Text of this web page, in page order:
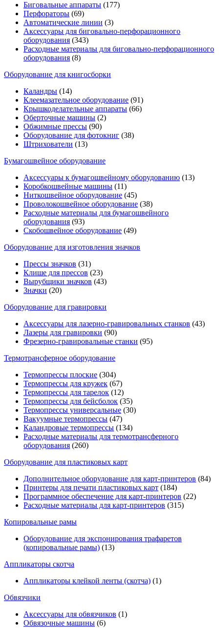
Биговальные аппараты (177)
Перфораторы (69)
Автоматические линии (3)
Аксессуары для биговально-перфорационного
оборудования (343)
Расходные материалы для биговально-перфорационного
оборудования (8)
Оборудование для книгосборки
Каландры (14)
Клеемазательное оборудование (91)
Крышкоделательные аппараты (66)
Оберточные машины (2)
Обжимные прессы (90)
Оборудование для фотокниг (38)
Штрихователи (13)
Бумагошвейное оборудование
Аксессуары к бумагошвейному оборудованию (13)
Коробкошвейные машины (11)
Ниткошвейное оборудование (45)
Проволокошвейное оборудование (38)
Расходные материалы для бумагошвейного
оборудования (93)
Скобошвейное оборудование (49)
Оборудование для изготовления значков
Прессы значков (31)
Клише для прессов (23)
Вырубщики значков (43)
Значки (20)
Оборудование для гравировки
Аксессуары для лазерно-гравировальных станков (43)
Лазеры для гравировки (90)
Фрезерно-гравировальные станки (95)
Термотрансферное оборудование
Термопрессы плоские (304)
Термопрессы для кружек (67)
Термопрессы для тарелок (12)
Термопрессы для бейсболок (35)
Термопрессы универсальные (30)
Вакуумные термопрессы (47)
Каландровые термопрессы (134)
Расходные материалы для термотрансферного
оборудования (260)
Оборудование для пластиковых карт
Дополнительное оборудование для карт-принтеров (84)
Принтеры для печати пластиковых карт (184)
Программное обеспечение для карт-принтеров (22)
Расходные материалы для карт-принтеров (315)
Копировальные рамы
Оборудование для экспонирования трафаретов
(копировальные рамы) (13)
Аппликаторы скотча
Аппликаторы клейкой ленты (скотча) (1)
Обвязчики
Аксессуары для обвязчиков (1)
Обвязочные машины (6)